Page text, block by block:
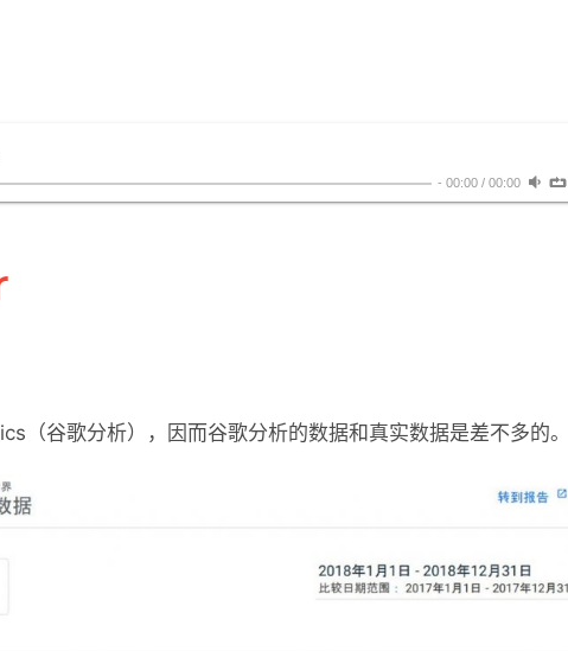
- 00:00 / 00:00
（谷歌分析），因而谷歌分析的数据和真实数据是差不多的。